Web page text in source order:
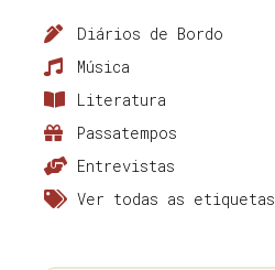
Diários de Bordo
Música
Literatura
Passatempos
Entrevistas
Ver todas as etiquetas